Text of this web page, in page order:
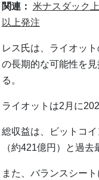
関連： 米ナスダック
以上発注
レス氏は、ライオッ
の長期的な可能性を
る。
ライオットは2月に
総収益は、ビットコ
（約421億円）と過
また、バランスシー